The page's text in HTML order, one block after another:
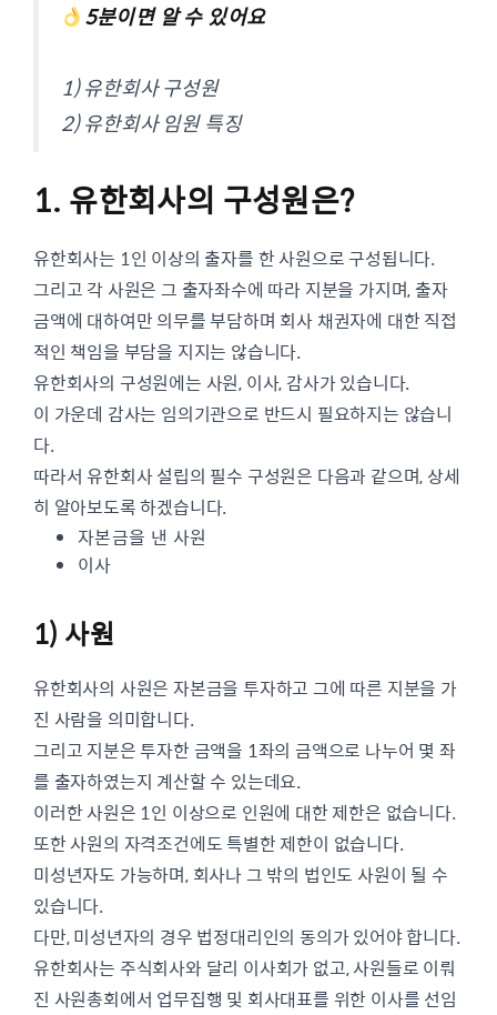
5분이면 알 수 있어요
1) 유한회사 구성원
2) 유한회사 임원 특징
1. 유한회사의 구성원은?
유한회사는 1인 이상의 출자를 한 사원으로 구성됩니다.
그리고 각 사원은 그 출자좌수에 따라 지분을 가지며, 출자
금액에 대하여만 의무를 부담하며 회사 채권자에 대한 직접
적인 책임을 부담을 지지는 않습니다.
유한회사의 구성원에는 사원, 이사, 감사가 있습니다.
이 가운데 감사는 임의기관으로 반드시 필요하지는 않습니
다.
따라서 유한회사 설립의 필수 구성원은 다음과 같으며, 상세
히 알아보도록 하겠습니다.
자본금을 낸 사원
이사
1) 사원
유한회사의 사원은 자본금을 투자하고 그에 따른 지분을 가
진 사람을 의미합니다.
그리고 지분은 투자한 금액을 1좌의 금액으로 나누어 몇 좌
를 출자하였는지 계산할 수 있는데요.
이러한 사원은 1인 이상으로 인원에 대한 제한은 없습니다.
또한 사원의 자격조건에도 특별한 제한이 없습니다.
미성년자도 가능하며, 회사나 그 밖의 법인도 사원이 될 수
있습니다.
다만, 미성년자의 경우 법정대리인의 동의가 있어야 합니다.
유한회사는 주식회사와 달리 이사회가 없고, 사원들로 이뤄
진 사원총회에서 업무집행 및 회사대표를 위한 이사를 선임